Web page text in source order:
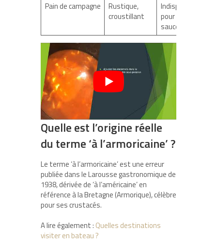
Pain de campagne
Rustique,
croustillant
Indispensable
pour saucer la
sauce
Quelle est l’origine réelle
du terme ‘à l’armoricaine’ ?
Le terme ‘à l’armoricaine’ est une erreur
publiée dans le Larousse gastronomique de
1938, dérivée de ‘à l’américaine’ en
référence à la Bretagne (Armorique), célèbre
pour ses crustacés.
A lire également : Quelles destinations
visiter en bateau ?